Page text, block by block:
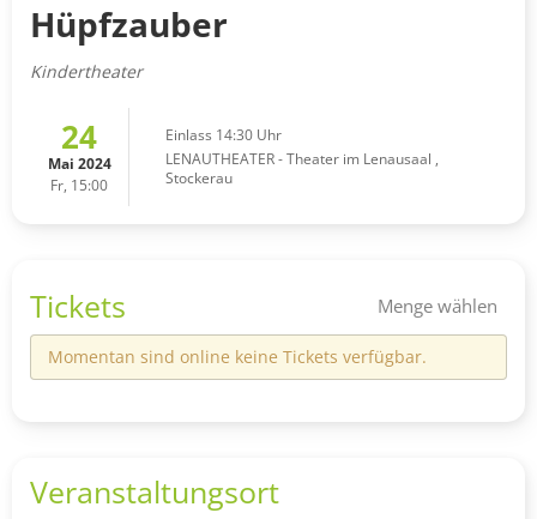
Hüpfzauber
Kindertheater
24
Mai 2024
Fr, 15:00
Einlass 14:30 Uhr
LENAUTHEATER - Theater im Lenausaal ,
Stockerau
Tickets Menge wählen
Momentan sind online keine Tickets verfügbar.
Veranstaltungsort